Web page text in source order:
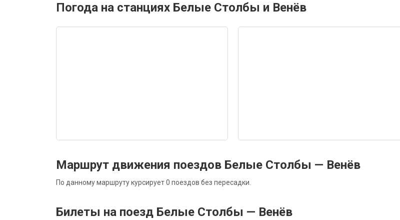
Погода на станциях Белые Столбы и Венёв
Маршрут движения поездов Белые Столбы — Венёв
По данному маршруту курсирует 0 поездов без пересадки.
Билеты на поезд Белые Столбы — Венёв